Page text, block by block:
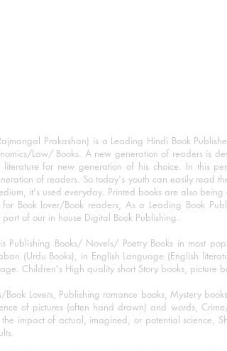
Prakashan) is a Leading Hindi Book
Law/ Books. A new generation of readers is
for new generation of his choice. In this
of readers. So today's youth can easily read
it's used everyday. Printed books are also being
Book lover/Book readers, As a Leading Book
part of our in house Digital Book Publishing.
Publishing Books/ Novels/ Poetry Books in most
(Urdu Books), in English Language (English
Children's High quality short Story books, picture
Book Lovers, Publishing romance books, Mystery
of pictures (often hand drawn) and words,
impact of actual, imagined, or potential science,